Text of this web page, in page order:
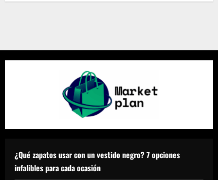
¿Qué zapatos usar con un vestido negro? 7 opciones
infalibles para cada ocasión